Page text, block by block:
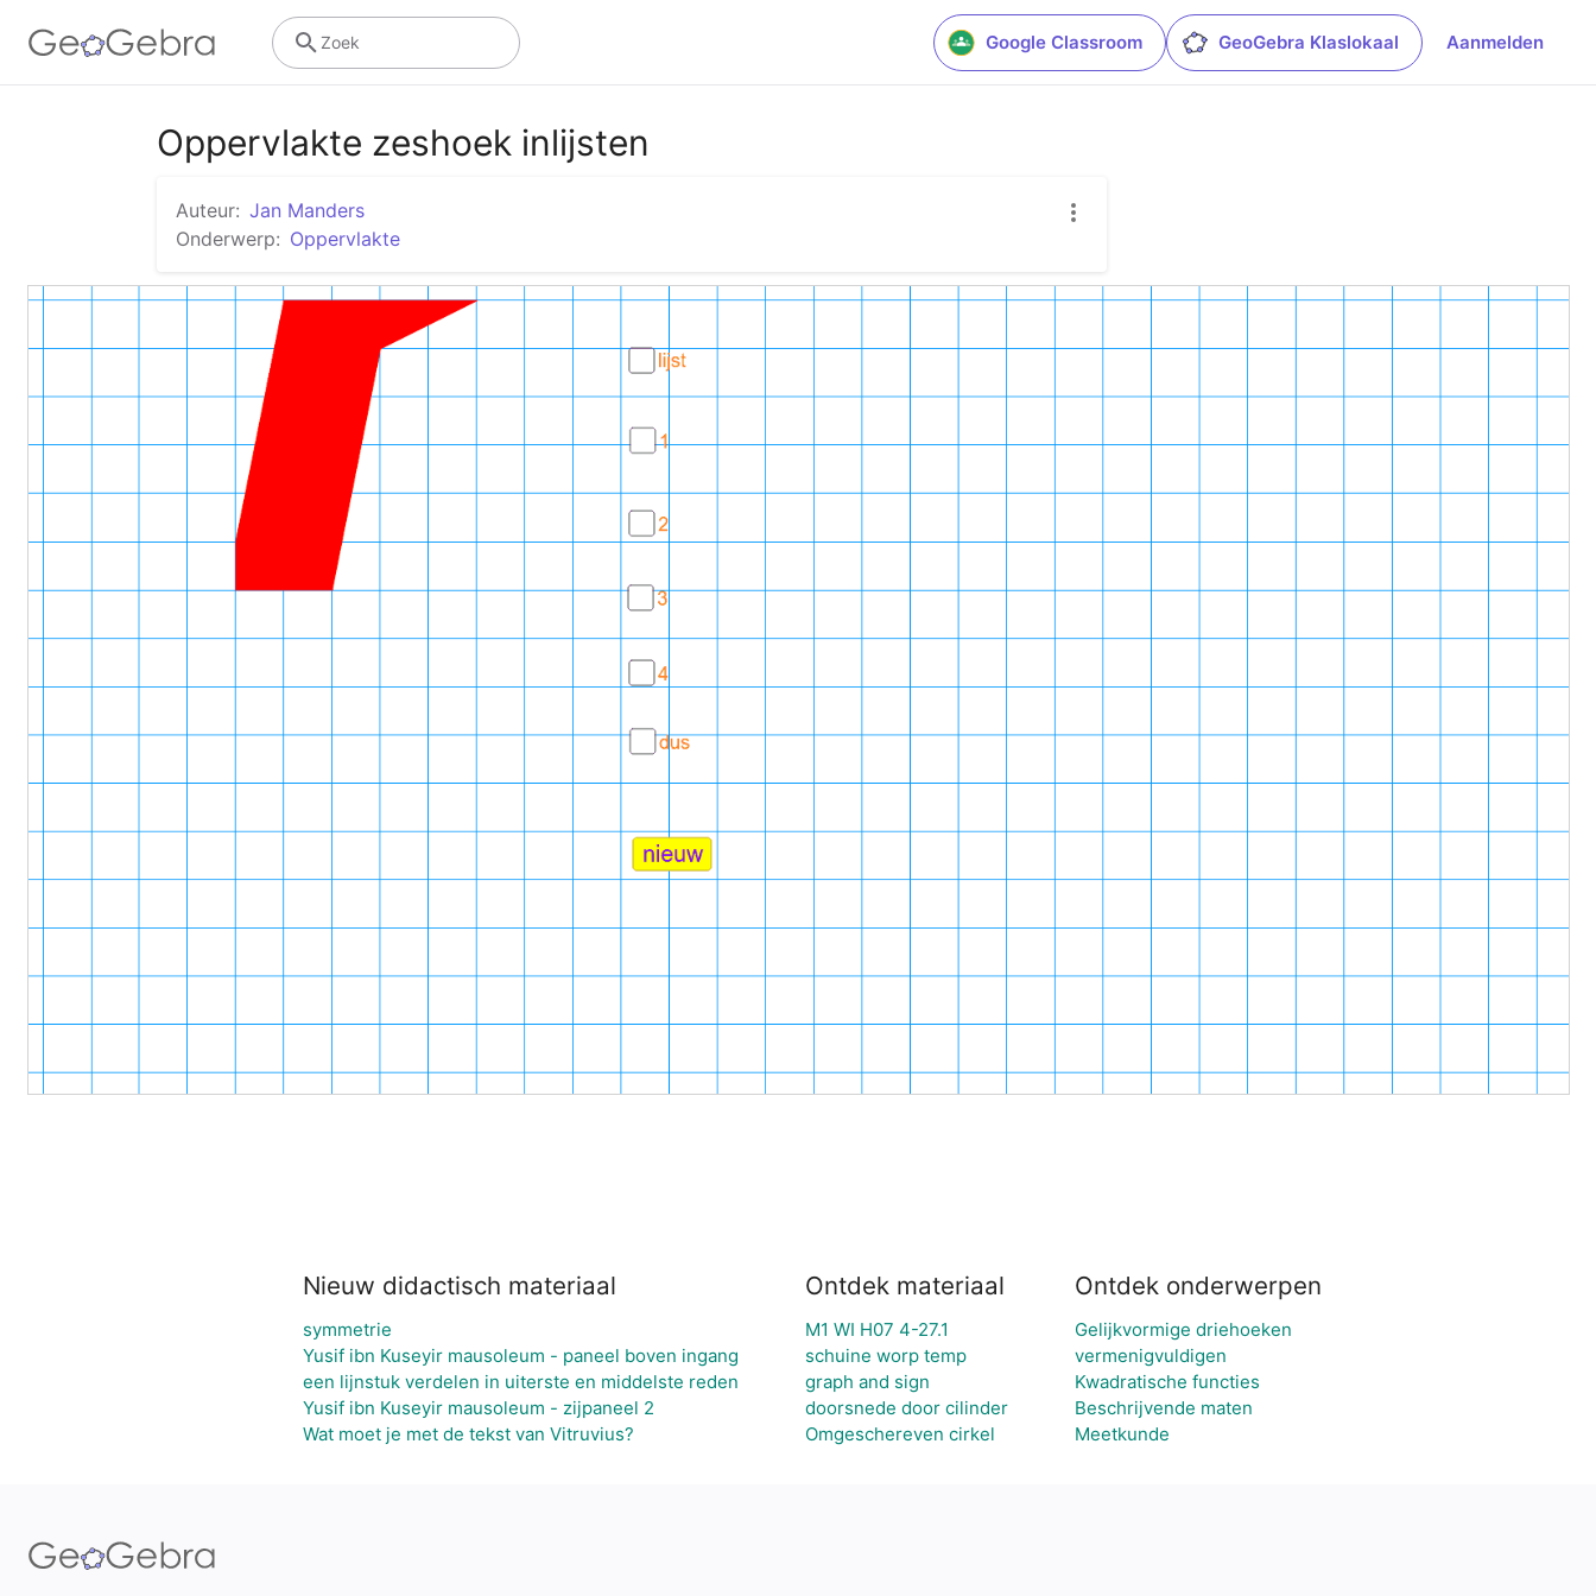
Google Classroom GeoGebra Klaslokaal Aanmelden
Zoek
Oppervlakte zeshoek inlijsten
Auteur: Jan Manders
Onderwerp: Oppervlakte
Nieuw didactisch materiaal
symmetrie
Yusif ibn Kuseyir mausoleum - paneel boven ingang
een lijnstuk verdelen in uiterste en middelste reden
Yusif ibn Kuseyir mausoleum - zijpaneel 2
Wat moet je met de tekst van Vitruvius?
Ontdek materiaal
M1 WI H07 4-27.1
schuine worp temp
graph and sign
doorsnede door cilinder
Omgeschereven cirkel
Ontdek onderwerpen
Gelijkvormige driehoeken
vermenigvuldigen
Kwadratische functies
Beschrijvende maten
Meetkunde